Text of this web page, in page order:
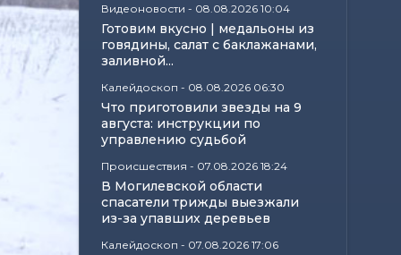
Видеоновости - 08.08.2026 10:04
Готовим вкусно | медальоны из
говядины, салат с баклажанами,
заливной...
Калейдоскоп - 08.08.2026 06:30
Что приготовили звезды на 9
августа: инструкции по
управлению судьбой
Происшествия - 07.08.2026 18:24
В Могилевской области
спасатели трижды выезжали
из-за упавших деревьев
Калейдоскоп - 07.08.2026 17:06